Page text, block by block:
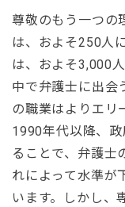
尊敬のもう一つの
は、およそ250人
は、およそ3,000
中で弁護士に出会
の職業はよりエリ
1990年代以降、
ることで、弁護士
れによって水準が
います。しかし、